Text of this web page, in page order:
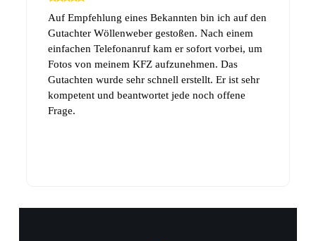
Sehr freundliche, kompetente Beratung und
Begutachtung. Keine meiner Fragen waren zu
viel. 100%ige Weiterempfehlung. Vielen Dank.